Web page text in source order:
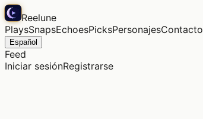
Reelune
PlaysSnapsEchoesPicksPersonajesContacto
Español
Feed
Iniciar sesiónRegistrarse